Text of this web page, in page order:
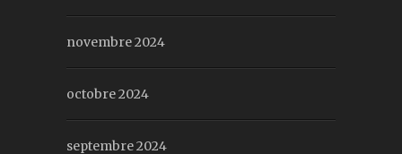
novembre 2024
octobre 2024
septembre 2024